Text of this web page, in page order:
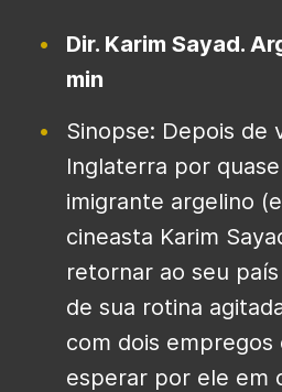
Dir. Karim Sayad.
min
Sinopse: Depois de
Inglaterra por
imigrante argelino
cineasta Karim
retornar ao seu
de sua rotina
com dois empregos
esperar por ele em